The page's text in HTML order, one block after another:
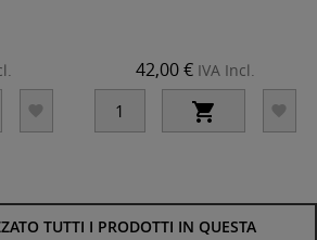

42,00 € IVA Incl.
 
TUTTI I PRODOTTI IN QUESTA